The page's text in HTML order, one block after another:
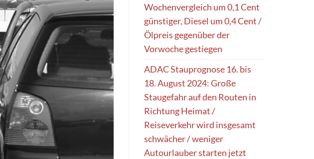
Wochenvergleich um 0,1 Cent
günstiger, Diesel um 0,4 Cent /
Ölpreis gegenüber der
Vorwoche gestiegen
ADAC Stauprognose 16. bis
18. August 2024: Große
Staugefahr auf den Routen in
Richtung Heimat /
Reiseverkehr wird insgesamt
schwächer / weniger
Autourlauber starten jetzt